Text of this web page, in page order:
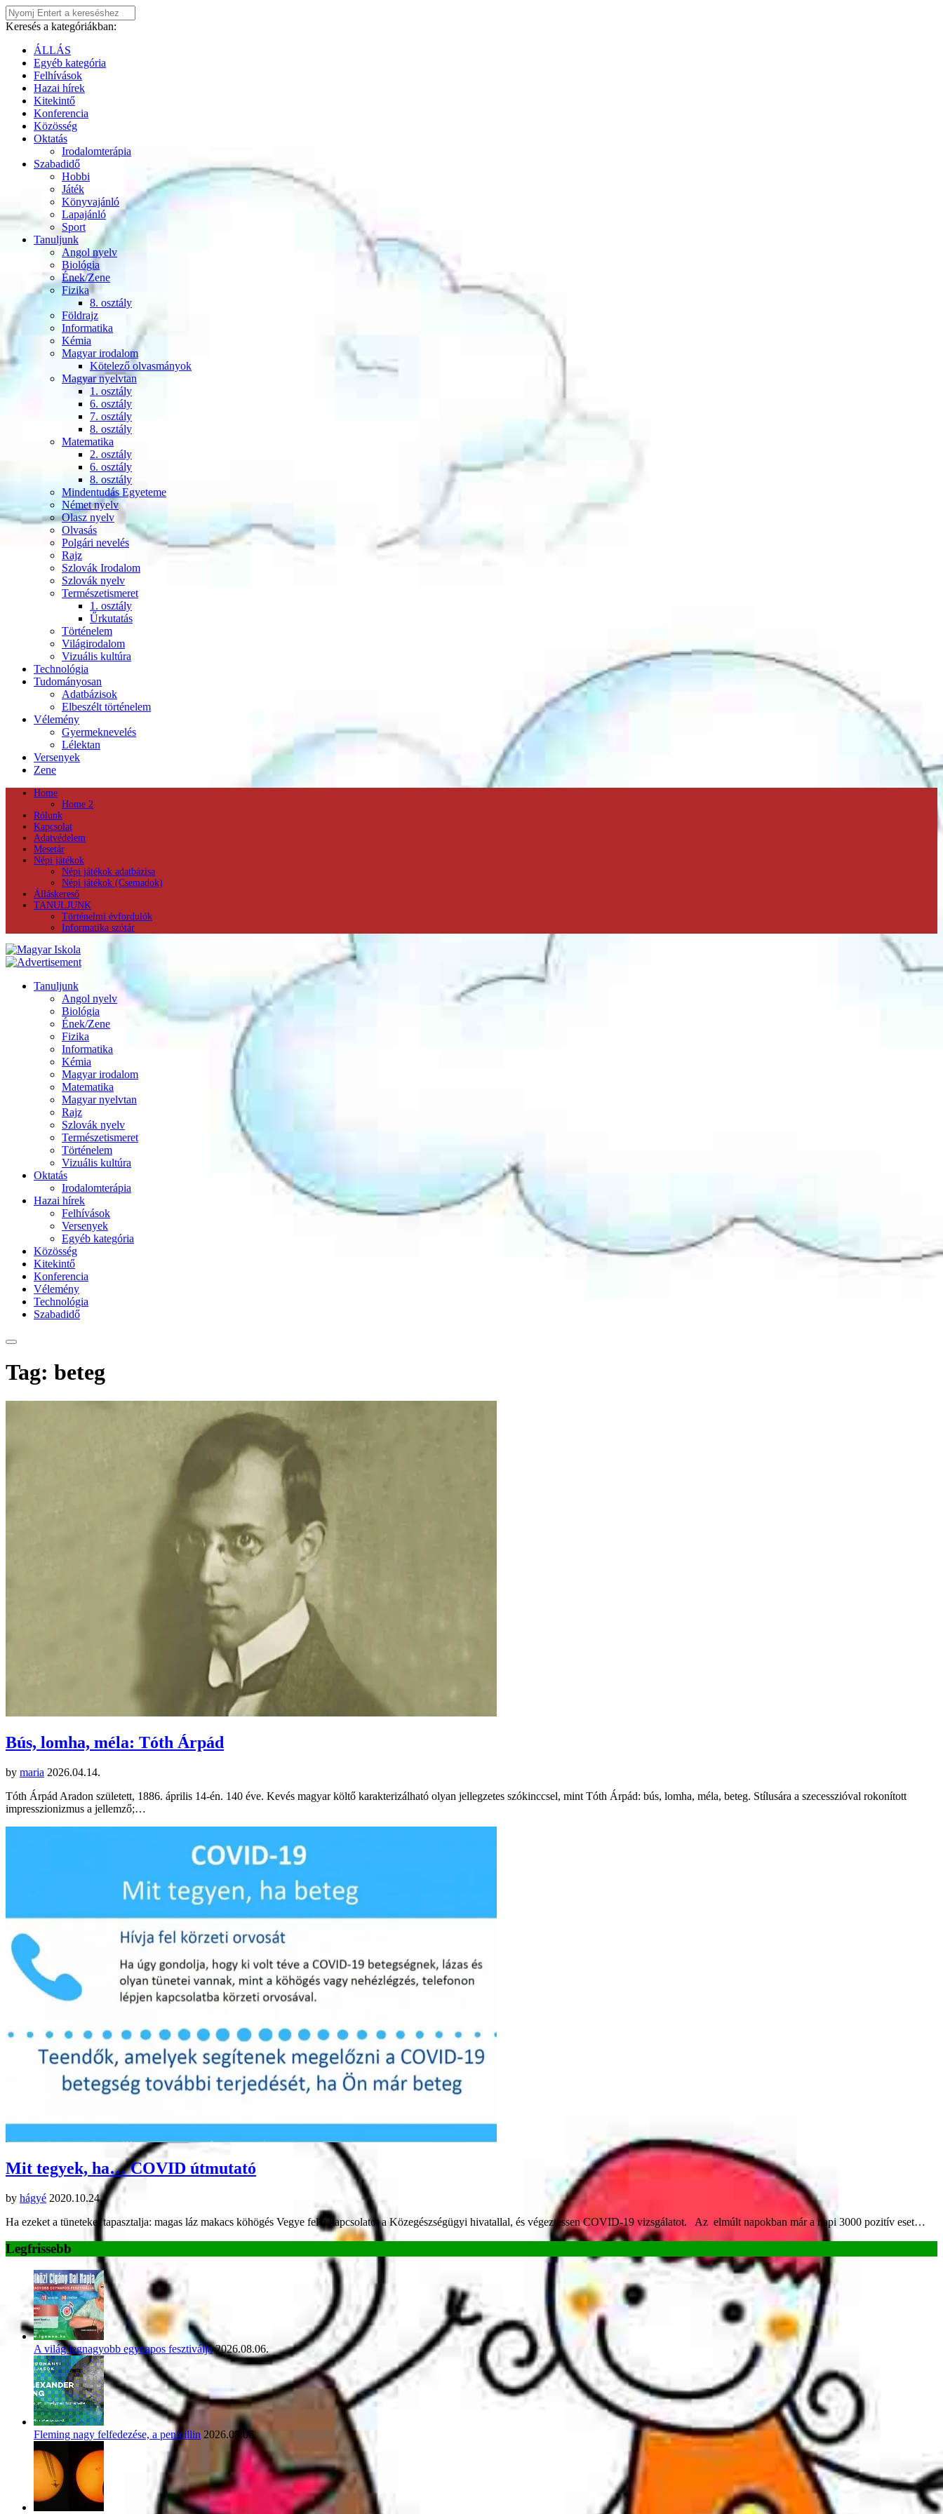
Keresés a kategóriákban:
ÁLLÁS
Egyéb kategória
Felhívások
Hazai hírek
Kitekintő
Konferencia
Közösség
Oktatás
Irodalomterápia
Szabadidő
Hobbi
Játék
Könyvajánló
Lapajánló
Sport
Tanuljunk
Angol nyelv
Biológia
Ének/Zene
Fizika
8. osztály
Földrajz
Informatika
Kémia
Magyar irodalom
Kötelező olvasmányok
Magyar nyelvtan
1. osztály
6. osztály
7. osztály
8. osztály
Matematika
2. osztály
6. osztály
8. osztály
Mindentudás Egyeteme
Német nyelv
Olasz nyelv
Olvasás
Polgári nevelés
Rajz
Szlovák Irodalom
Szlovák nyelv
Természetismeret
1. osztály
Űrkutatás
Történelem
Világirodalom
Vizuális kultúra
Technológia
Tudományosan
Adatbázisok
Elbeszélt történelem
Vélemény
Gyermeknevelés
Lélektan
Versenyek
Zene
Home
Home 2
Rólunk
Kapcsolat
Adatvédelem
Mesetár
Népi játékok
Népi játékok adatbázisa
Népi játékok (Csemadok)
Álláskereső
TANULJUNK
Történelmi évfordulók
Informatika szótár
Tanuljunk
Angol nyelv
Biológia
Ének/Zene
Fizika
Informatika
Kémia
Magyar irodalom
Matematika
Magyar nyelvtan
Rajz
Szlovák nyelv
Természetismeret
Történelem
Vizuális kultúra
Oktatás
Irodalomterápia
Hazai hírek
Felhívások
Versenyek
Egyéb kategória
Közösség
Kitekintő
Konferencia
Vélemény
Technológia
Szabadidő
Tag: beteg
Bús, lomha, méla: Tóth Árpád
by maria 2026.04.14.
Tóth Árpád Aradon született, 1886. április 14-én. 140 éve. Kevés magyar költő karakterizálható olyan jellegzetes szókinccsel, mint Tóth Árpád: bús, lomha, méla, beteg. Stílusára a szecesszióval rokonított
impresszionizmus a jellemző;…
Mit tegyek, ha… COVID útmutató
by hágyé 2020.10.24.
Ha ezeket a tüneteket tapasztalja: magas láz makacs köhögés Vegye fel a kapcsolatot a Közegészségügyi hivatallal, és végeztessen COVID-19 vizsgálatot. Az elmúlt napokban már a napi 3000 pozitív eset…
Legfrissebb
A világ legnagyobb egynapos fesztiválja 2026.08.06.
Fleming nagy felfedezése, a penicillin 2026.08.06.